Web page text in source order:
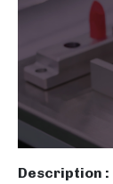
Description :